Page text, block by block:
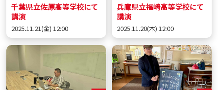
千葉県立佐原高等学校にて
講演
2025.11.21(金) 12:00
兵庫県立福崎高等学校にて
講演
2025.11.20(木) 12:00